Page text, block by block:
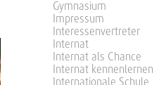
Gymnasium
Impressum
Interessenvertreter
Internat
Internat als Chance
Internat kennenlernen
Internationale Schule